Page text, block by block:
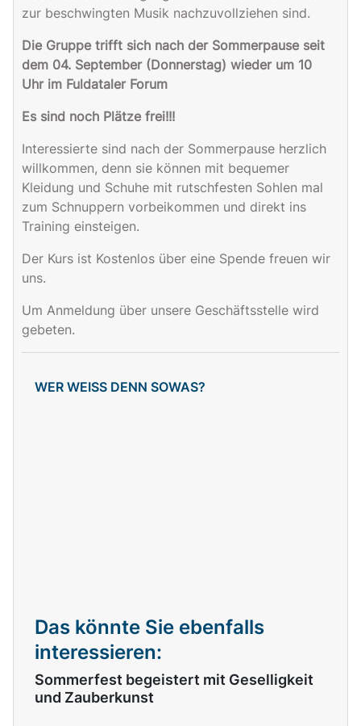
zur beschwingten Musik nachzuvollziehen sind.
Die Gruppe trifft sich nach der Sommerpause seit
dem 04. September (Donnerstag) wieder um 10
Uhr im Fuldataler Forum
Es sind noch Plätze frei!!!
Interessierte sind nach der Sommerpause herzlich
willkommen, denn sie können mit bequemer
Kleidung und Schuhe mit rutschfesten Sohlen mal
zum Schnuppern vorbeikommen und direkt ins
Training einsteigen.
Der Kurs ist Kostenlos über eine Spende freuen wir
uns.
Um Anmeldung über unsere Geschäftsstelle wird
gebeten.
WER WEISS DENN SOWAS?
Das könnte Sie ebenfalls
interessieren:
Sommerfest begeistert mit Geselligkeit
und Zauberkunst